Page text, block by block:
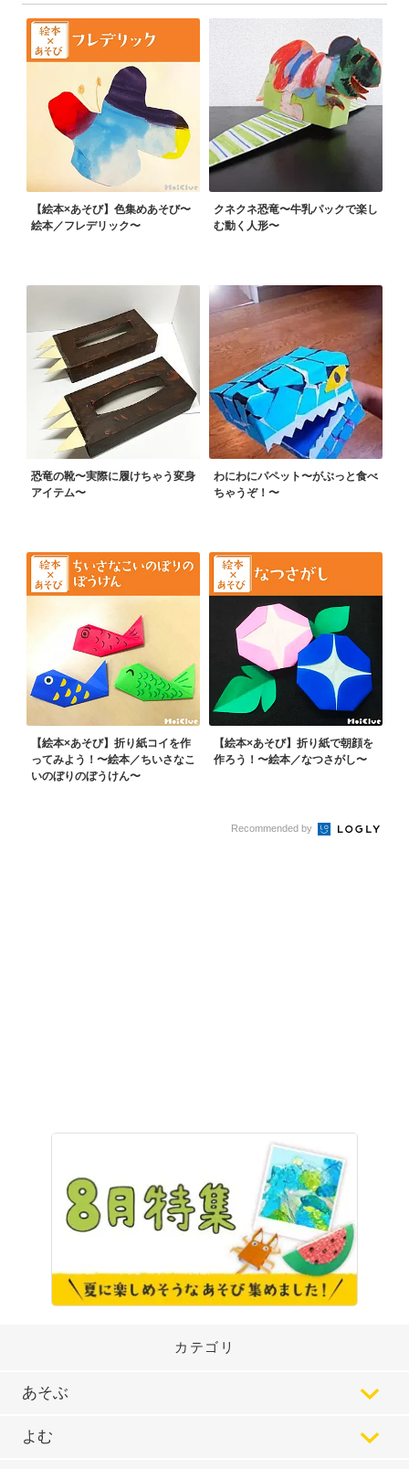
【絵本×あそび】色集めあそび〜
絵本／フレデリック〜
クネクネ恐竜〜牛乳パックで楽し
む動く人形〜
恐竜の靴〜実際に履けちゃう変身
アイテム〜
わにわにパペット〜がぶっと食べ
ちゃうぞ！〜
【絵本×あそび】折り紙コイを作
ってみよう！〜絵本／ちいさなこ
いのぼりのぼうけん〜
【絵本×あそび】折り紙で朝顔を
作ろう！〜絵本／なつさがし〜
Recommended by
カテゴリ
あそぶ
よむ